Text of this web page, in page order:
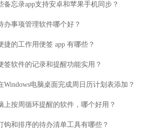
备忘录app支持安卓和苹果手机同步？
办事项管理软件哪个好？
捷的工作用便签 app 有哪些？
签软件的记录和提醒功能实用？
Windows电脑桌面完成周日历计划表添加？
上按周循环提醒的软件，哪个好用？
钩和排序的待办清单工具有哪些？